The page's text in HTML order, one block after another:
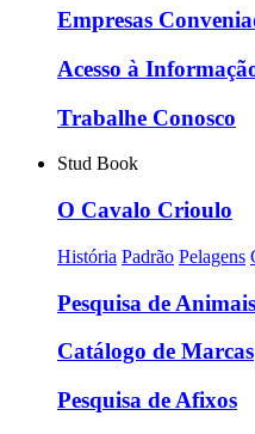
Empresas
Acesso à
Trabalhe Conosco
Stud Book
O Cavalo Crioulo
História Padrão Pelagens
Pesquisa de Animais
Catálogo de Marcas
Pesquisa de Afixos